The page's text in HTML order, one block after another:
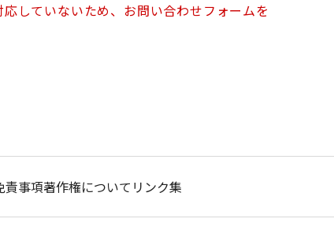
していないため、お問い合わせフォームを
責事項著作権について リンク集